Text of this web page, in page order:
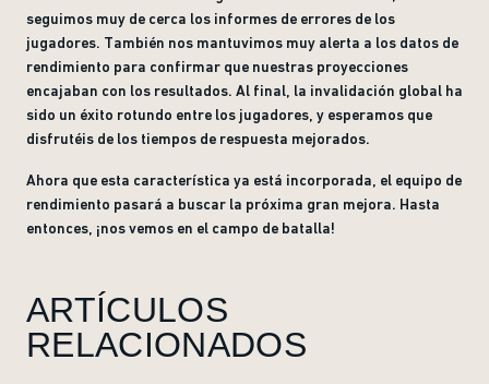
seguimos muy de cerca los informes de errores de los
jugadores. También nos mantuvimos muy alerta a los datos de
rendimiento para confirmar que nuestras proyecciones
encajaban con los resultados. Al final, la invalidación global ha
sido un éxito rotundo entre los jugadores, y esperamos que
disfrutéis de los tiempos de respuesta mejorados.
Ahora que esta característica ya está incorporada, el equipo de
rendimiento pasará a buscar la próxima gran mejora. Hasta
entonces, ¡nos vemos en el campo de batalla!
ARTÍCULOS
RELACIONADOS